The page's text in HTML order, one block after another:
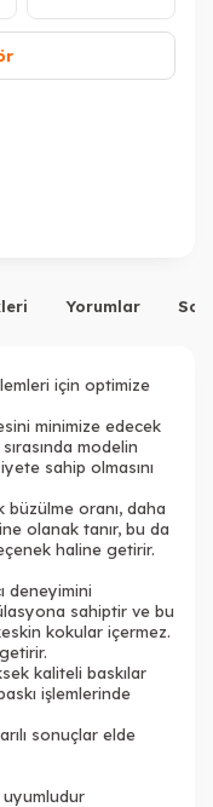
Yorumlar
için optimize
minimize edecek
modelin
sahip olmasını
büzülme oranı, daha
olanak tanır, bu da
haline getirir.
deneyimini
sahiptir ve bu
kokular içermez.
kaliteli baskılar
işlemlerinde
sonuçlar elde
uyumludur